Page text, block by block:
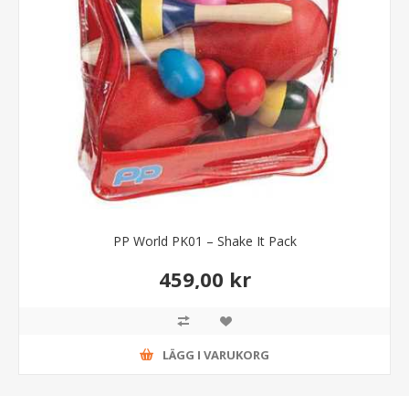
PP World PK01 – Shake It Pack
459,00 kr
LÄGG I VARUKORG